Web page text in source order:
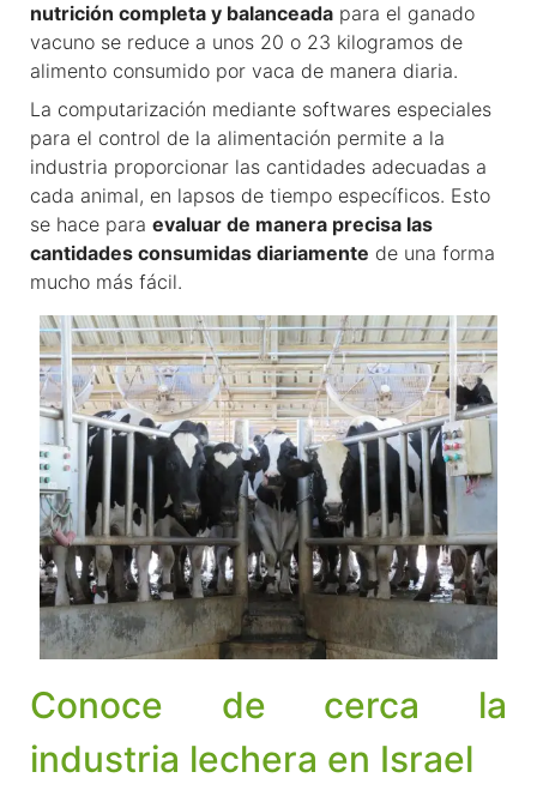
nutrición completa y balanceada para el ganado
vacuno se reduce a unos 20 o 23 kilogramos de
alimento consumido por vaca de manera diaria.
La computarización mediante softwares especiales
para el control de la alimentación permite a la
industria proporcionar las cantidades adecuadas a
cada animal, en lapsos de tiempo específicos. Esto
se hace para evaluar de manera precisa las
cantidades consumidas diariamente de una forma
mucho más fácil.
Conoce de cerca la
industria lechera en Israel